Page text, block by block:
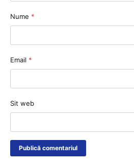
Nume *
Email *
Sit web